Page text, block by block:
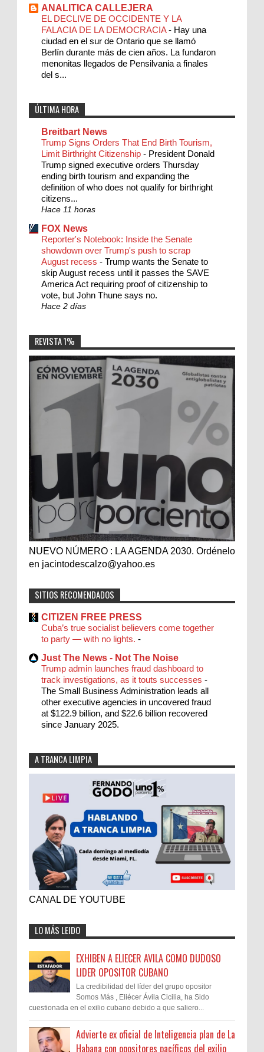
ANALITICA CALLEJERA
EL DECLIVE DE OCCIDENTE Y LA
FALACIA DE LA DEMOCRACIA- Hay una
ciudad en el sur de Ontario que se llamó
Berlín durante más de cien años. La fundaron
menonitas llegados de Pensilvania a finales
del s...
ÚLTIMA HORA
Breitbart News
Trump Signs Orders That End Birth Tourism,
Limit Birthright Citizenship - President Donald
Trump signed executive orders Thursday
ending birth tourism and expanding the
definition of who does not qualify for birthright
citizens...
Hace 11 horas
FOX News
Reporter's Notebook: Inside the Senate
showdown over Trump's push to scrap
August recess - Trump wants the Senate to
skip August recess until it passes the SAVE
America Act requiring proof of citizenship to
vote, but John Thune says no.
Hace 2 días
REVISTA 1%
NUEVO NÚMERO : LA AGENDA 2030. Ordénelo
en jacintodescalzo@yahoo.es
SITIOS RECOMENDADOS
CITIZEN FREE PRESS
Cuba’s true socialist believers come together
to party — with no lights. -
Just The News - Not The Noise
Trump admin launches fraud dashboard to
track investigations, as it touts successes -
The Small Business Administration leads all
other executive agencies in uncovered fraud
at $122.9 billion, and $22.6 billion recovered
since January 2025.
A TRANCA LIMPIA
CANAL DE YOUTUBE
LO MÁS LEIDO
EXHIBEN A ELIECER AVILA COMO DUDOSO
LIDER OPOSITOR CUBANO
La credibilidad del líder del grupo opositor
Somos Más , Eliécer Ávila Cicilia, ha Sido
cuestionada en el exilio cubano debido a que saliero...
Advierte ex oficial de Inteligencia plan de La
Habana con opositores pacíficos del exilio